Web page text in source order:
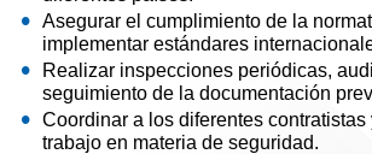
Asegurar el cumplimiento de la
implementar estándares
Realizar inspecciones periódicas,
seguimiento de la documentación
Coordinar a los diferentes
trabajo en materia de seguridad.